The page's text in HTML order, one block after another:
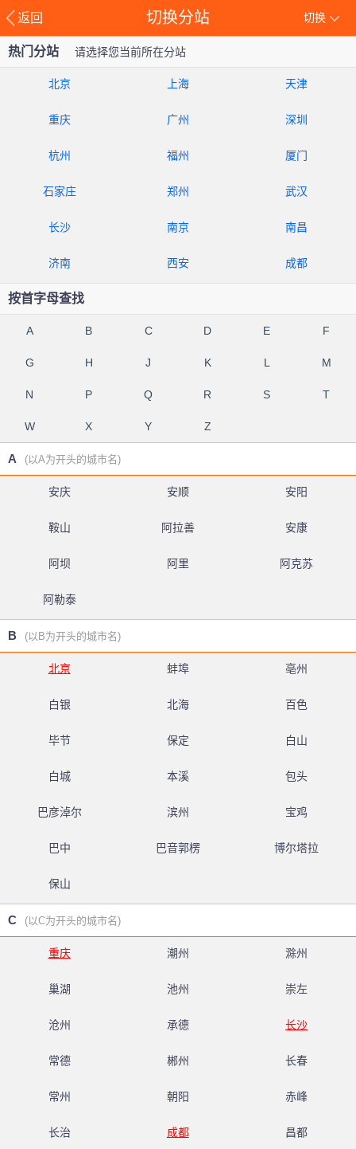
返回 切换
切换分站
热门分站 请选择您当前所在分站
北京 上海 天津
重庆 广州 深圳
杭州 福州 厦门
石家庄 郑州 武汉
长沙 南京 南昌
济南 西安 成都
按首字母查找
A B C D E F
G H J K L M
N P Q R S T
W X Y Z
A (以A为开头的城市名)
安庆 安顺 安阳
鞍山 阿拉善 安康
阿坝 阿里 阿克苏
阿勒泰
B (以B为开头的城市名)
北京 蚌埠 亳州
白银 北海 百色
毕节 保定 白山
白城 本溪 包头
巴彦淖尔 滨州 宝鸡
巴中 巴音郭楞 博尔塔拉
保山
C (以C为开头的城市名)
重庆 潮州 滁州
巢湖 池州 崇左
沧州 承德 长沙
常德 郴州 长春
常州 朝阳 赤峰
长治 成都 昌都